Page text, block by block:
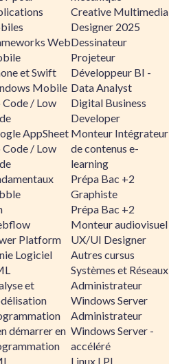
Web
et Swift
Mobile
/ Low
AppSheet
/ Low
Platform
Logiciel
et
démarrer en
Creative Multimedia
Designer 2025
Dessinateur
Projeteur
Développeur BI -
Data Analyst
Digital Business
Developer
Monteur Intégrateur
de contenus e-
learning
Prépa Bac +2
Graphiste
Prépa Bac +2
Monteur audiovisuel
UX/UI Designer
Autres cursus
Systèmes et Réseaux
Administrateur
Windows Server
Administrateur
Windows Server -
accéléré
Linux LPI